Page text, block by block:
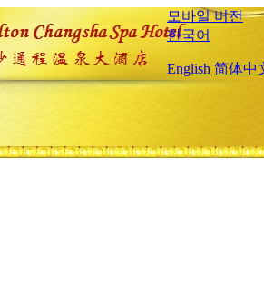
모바일 버전
한국어
English 简体中